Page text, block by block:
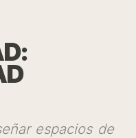
espacios de